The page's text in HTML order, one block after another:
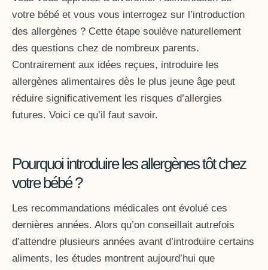
votre bébé et vous vous interrogez sur l’introduction
des allergènes ? Cette étape soulève naturellement
des questions chez de nombreux parents.
Contrairement aux idées reçues, introduire les
allergènes alimentaires dès le plus jeune âge peut
réduire significativement les risques d’allergies
futures. Voici ce qu’il faut savoir.
Pourquoi introduire les allergènes tôt chez
votre bébé ?
Les recommandations médicales ont évolué ces
dernières années. Alors qu’on conseillait autrefois
d’attendre plusieurs années avant d’introduire certains
aliments, les études montrent aujourd’hui que